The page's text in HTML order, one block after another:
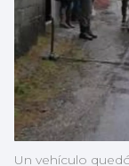
Un vehículo